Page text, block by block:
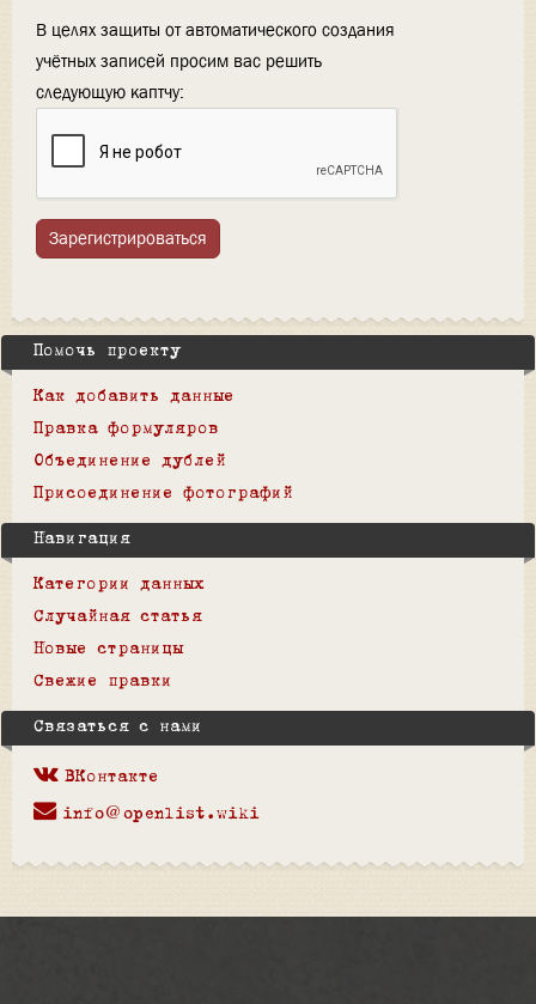
В целях защиты от автоматического создания
учётных записей просим вас решить
следующую каптчу:
Зарегистрироваться
Помочь проекту
Как добавить данные
Правка формуляров
Объединение дублей
Присоединение фотографий
Навигация
Категории данных
Случайная статья
Новые страницы
Свежие правки
Связаться с нами
ВКонтакте
info@openlist.wiki